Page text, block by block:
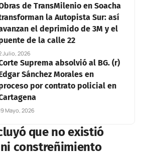
de TransMilenio en Soacha
la Autopista Sur: así
el deprimido de 3M y el
de la calle 22
Julio, 2026
Suprema absolvió al BG. (r)
Sánchez Morales en
por contrato policial en
Mayo, 2026
que no existió
constreñimiento